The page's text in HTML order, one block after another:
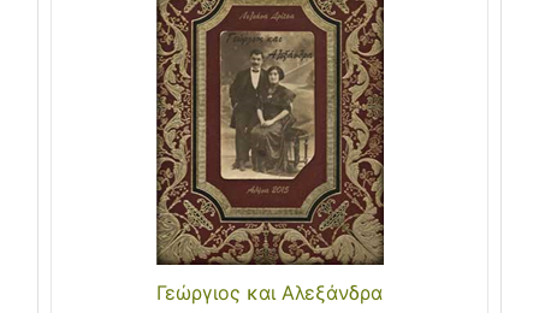
Γεώργιος και Αλεξάνδρα